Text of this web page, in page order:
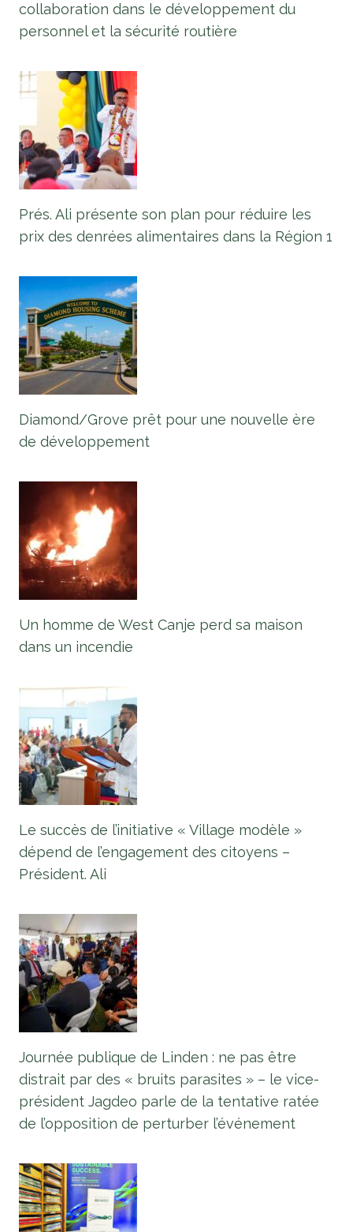
collaboration dans le développement du
personnel et la sécurité routière
Prés. Ali présente son plan pour réduire les
prix des denrées alimentaires dans la Région 1
Diamond/Grove prêt pour une nouvelle ère
de développement
Un homme de West Canje perd sa maison
dans un incendie
Le succès de l’initiative « Village modèle »
dépend de l’engagement des citoyens –
Président. Ali
Journée publique de Linden : ne pas être
distrait par des « bruits parasites » – le vice-
président Jagdeo parle de la tentative ratée
de l’opposition de perturber l’événement